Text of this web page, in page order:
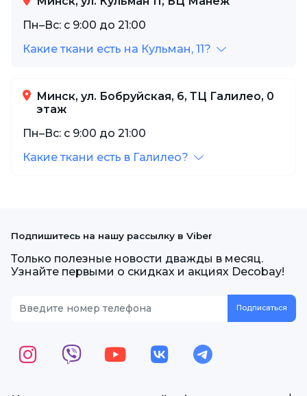
Пн–Вс: с 9:00 до 21:00
Какие ткани есть на Кульман, 11?
Минск, ул. Бобруйская, 6, ТЦ Галилео, 0
этаж
Пн–Вс: с 9:00 до 21:00
Какие ткани есть в Галилео?
Подпишитесь на нашу рассылку в Viber
Только полезные новости дважды в месяц.
Узнайте первыми о скидках и акциях Decobay!